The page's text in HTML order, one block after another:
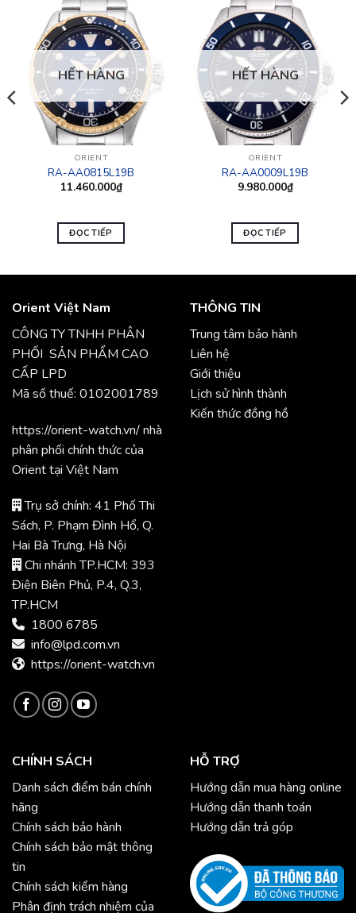
HẾT HÀNG
ORIENT
RA-AA0815L19B
11.460.000₫
ĐỌC TIẾP
HẾT HÀNG
ORIENT
RA-AA0009L19B
9.980.000₫
ĐỌC TIẾP
Orient Việt Nam
CÔNG TY TNHH PHÂN
PHỐI SẢN PHẨM CAO
CẤP LPD
Mã số thuế: 0102001789
https://orient-watch.vn/ nhà
phân phối chính thức của
Orient tại Việt Nam
Trụ sở chính: 41 Phố Thi
Sách, P. Phạm Đình Hổ, Q.
Hai Bà Trưng, Hà Nội
Chi nhánh TP.HCM: 393
Điện Biên Phủ, P.4, Q.3,
TP.HCM
1800 6785
info@lpd.com.vn
https://orient-watch.vn
THÔNG TIN
Trung tâm bảo hành
Liên hệ
Giới thiệu
Lịch sử hình thành
Kiến thức đồng hồ
CHÍNH SÁCH
Danh sách điểm bán chính
hãng
Chính sách bảo hành
Chính sách bảo mật thông
tin
Chính sách kiểm hàng
Phân định trách nhiệm của
HỖ TRỢ
Hướng dẫn mua hàng online
Hướng dẫn thanh toán
Hướng dẫn trả góp